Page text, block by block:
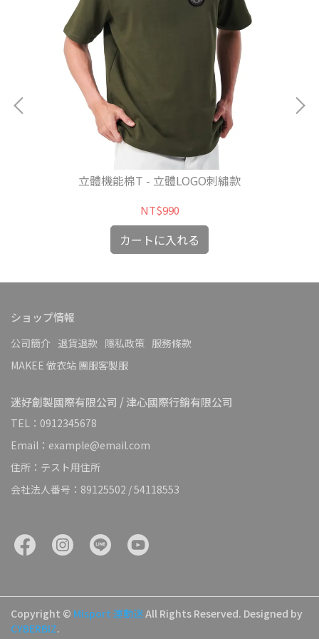
立體機能棉T - 立體LOGO刺繡款
NT$990
カートに入れる
ショップ情報
公司簡介 退貨退款 隱私政策 服務條款
MAKEE 做衣站 團服客製服
迷好創製國際有限公司 / 津心國際行銷有限公司
TEL：0912345678
Email：example@email.com
住所：テスト用住所
会社法人番号：89125502 / 54118553
Copyright © Misport 運動迷All Rights Reserved. Designed by
CYBERBIZ.